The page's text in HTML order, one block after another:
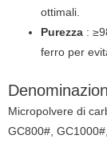
ottimali.
Purezza :
ferro per
Micropolvere di
GC800#,